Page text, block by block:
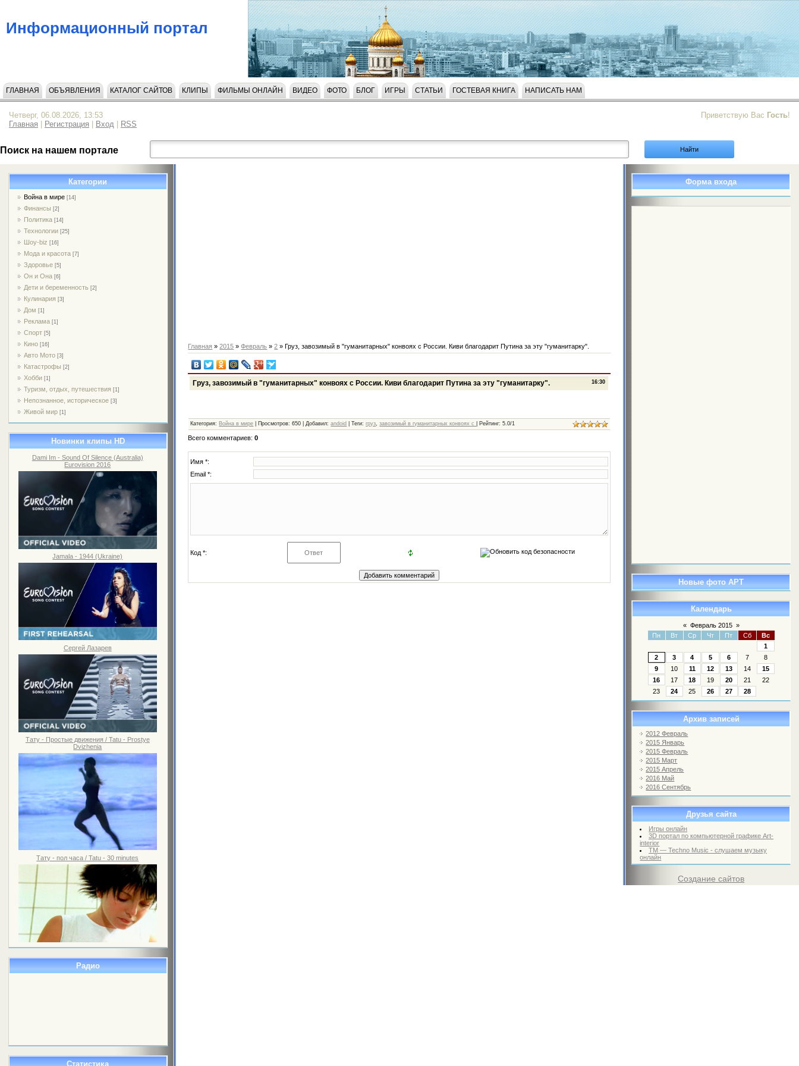
Информационный портал
ГЛАВНАЯ ОБЪЯВЛЕНИЯ КАТАЛОГ САЙТОВ КЛИПЫ ФИЛЬМЫ ОНЛАЙН ВИДЕО ФОТО БЛОГ ИГРЫ СТАТЬИ ГОСТЕВАЯ КНИГА НАПИСАТЬ НАМ
Приветствую Вас Гость!
Четверг, 06.08.2026, 13:53
Главная
Регистрация Вход RSS
Поиск на нашем портале
Категории
Война в мире [14]
Финансы [2]
Политика [14]
Технологии [25]
Шоу-biz [16]
Мода и красота [7]
Здоровье [5]
Он и Она [6]
Дети и беременность [2]
Кулинария [3]
Дом [1]
Реклама [1]
Спорт [5]
Кино [16]
Авто Мото [3]
Катастрофы [2]
Хобби [1]
Туризм, отдых, путешествия [1]
Непознанное, историческое [3]
Живой мир [1]
Новинки клипы HD
Dami Im - Sound Of Silence (Australia)
Eurovision 2016
Jamala - 1944 (Ukraine)
Сергей Лазарев
Тату - Простые движения / Tatu - Prostye
Dvizhenia
Тату - пол часа / Tatu - 30 minutes
Радио
Статистика
Форма входа
Новые фото АРТ
Календарь
« Февраль 2015 »
Пн
Вт Ср Чт Пт Сб
Вс
1
2
3 4 5 6 7
8
9
10 11 12 13 14
15
16
17 18 19 20 21
22
23
24 25 26 27 28
Архив записей
2012 Февраль
2015 Январь
2015 Февраль
2015 Март
2015 Апрель
2016 Май
2016 Сентябрь
Друзья сайта
Игры онлайн
3D портал по компьютерной графике Art-
interior
TM — Techno Music - слушаем музыку
онлайн
Создание сайтов
Главная »2015 » Февраль » 2 » Груз, завозимый в "гуманитарных" конвоях с России. Киви благодарит Путина за эту "гуманитарку".
16:30
Груз, завозимый в "гуманитарных" конвоях с России. Киви благодарит Путина за эту "гуманитарку".
Категория: Война в мире Просмотров: 650 |Добавил:andoid |Теги:груз,завозимый в гуманитарных конвоях с Рейтинг:5.0/1
Всего комментариев:0
Имя *:
Email *:
Код *: